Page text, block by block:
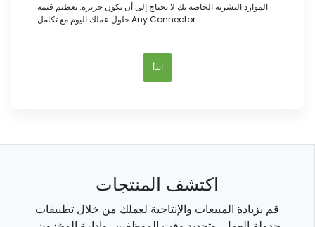
الموارد البشرية الخاصة بك لا تحتاج إلى أن تكون جزيرة. تعظيم قيمة
حلول عملك اليوم مع تكامل Any Connector.
ابدأ
اكتشف المنتجات
قم بزيادة المبيعات والإنتاجية لعملك من خلال تطبيقات